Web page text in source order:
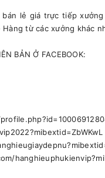
lẻ giá trực tiếp
từ các xưởng khác
BẢN Ở FACEBOOK: